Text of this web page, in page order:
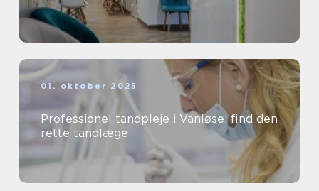
01. oktober 2025
Professionel tandpleje i Vanløse: find den
rette tandlæge